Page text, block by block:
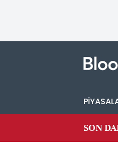
SON